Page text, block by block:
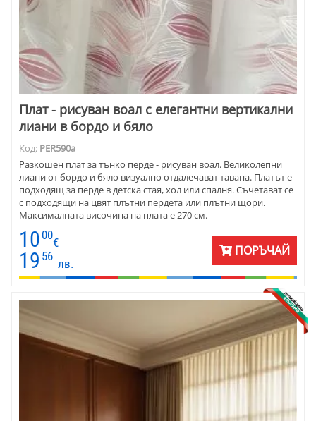
Плат - рисуван воал с елегантни вертикални
лиани в бордо и бяло
Код: PER590а
Разкошен плат за тънко перде - рисуван воал. Великолепни
лиани от бордо и бяло визуално отдалечават тавана. Платът е
подходящ за перде в детска стая, хол или спалня. Съчетават се
с подходящи на цвят плътни пердета или плътни щори.
Максималната височина на плата е 270 см.
10 00
€
19 56
лв.
ПОРЪЧАЙ